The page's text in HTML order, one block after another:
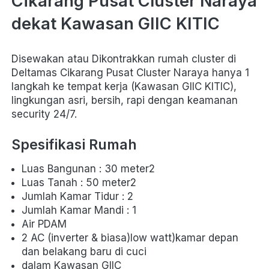
dekat Kawasan GIIC KITIC
Disewakan atau Dikontrakkan rumah cluster di
Deltamas Cikarang Pusat Cluster Naraya hanya 1
langkah ke tempat kerja (Kawasan GIIC KITIC),
lingkungan asri, bersih, rapi dengan keamanan
security 24/7.
Spesifikasi Rumah
Luas Bangunan : 30 meter2
Luas Tanah : 50 meter2
Jumlah Kamar Tidur : 2
Jumlah Kamar Mandi : 1
Air PDAM
2 AC (inverter & biasa)low watt)kamar depan
dan belakang baru di cuci
dalam Kawasan GIIC